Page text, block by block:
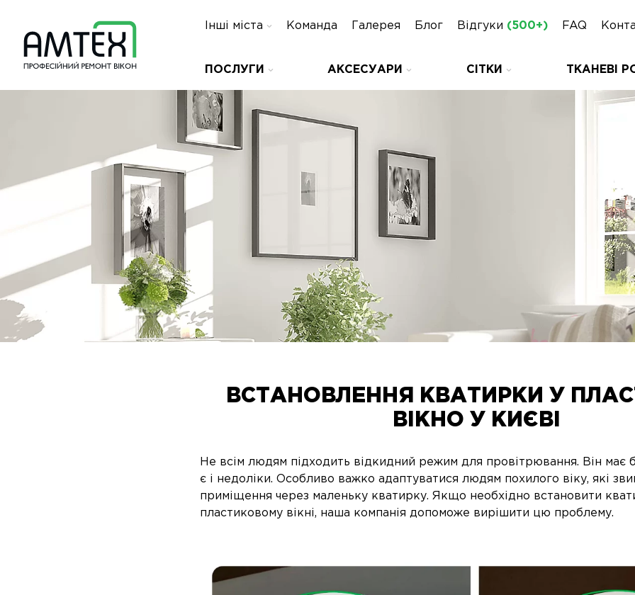
Інші міста Команда Галерея Блог Відгуки (500+) FAQ
ПОСЛУГИ АКСЕСУАРИ СІТКИ ТКАНЕВІ
ВСТАНОВЛЕННЯ КВАТИРКИ У
ВІКНО У КИЄВІ
Не всім людям підходить відкидний режим для провітрювання. Він має
є і недоліки. Особливо важко адаптуватися людям похилого віку, які
приміщення через маленьку кватирку. Якщо необхідно встановити
пластиковому вікні, наша компанія допоможе вирішити цю проблему.